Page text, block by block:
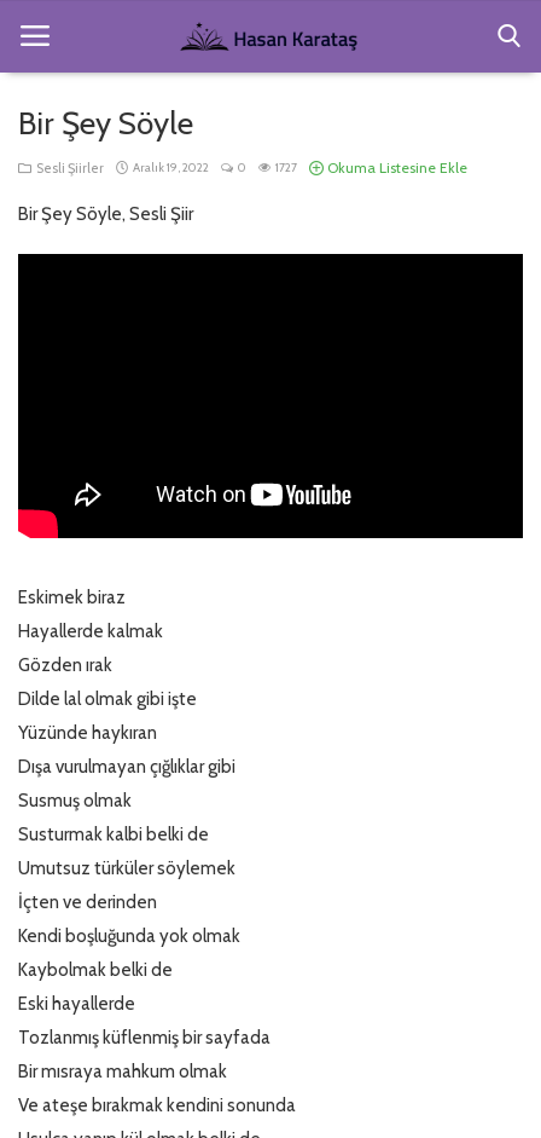
Anasayfa
Gezi ve Resimler
Kayıt Ol
Türkçe
Bir Şey Söyle
Sesli Şiirler Aralık 19, 2022 0 1727 Okuma Listesine Ekle
Bir Şey Söyle, Sesli Şiir
Eskimek biraz
Hayallerde kalmak
Gözden ırak
Dilde lal olmak gibi işte
Yüzünde haykıran
Dışa vurulmayan çığlıklar gibi
Susmuş olmak
Susturmak kalbi belki de
Umutsuz türküler söylemek
İçten ve derinden
Kendi boşluğunda yok olmak
Kaybolmak belki de
Eski hayallerde
Tozlanmış küflenmiş bir sayfada
Bir mısraya mahkum olmak
Ve ateşe bırakmak kendini sonunda